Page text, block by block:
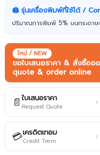
🖨️ รุ่นเครื่องพิมพ์ที่ใช้ได้ /
ปริมาณการพิมพ์ 5% บนกระดา
ใหม่ / NEW
ขอใบเสนอราคา & สั่งซื้อ
quote & order online
📄 ใบเสนอราคา
Request Quote ›
💳เครดิตเทอม
Credit Term ›